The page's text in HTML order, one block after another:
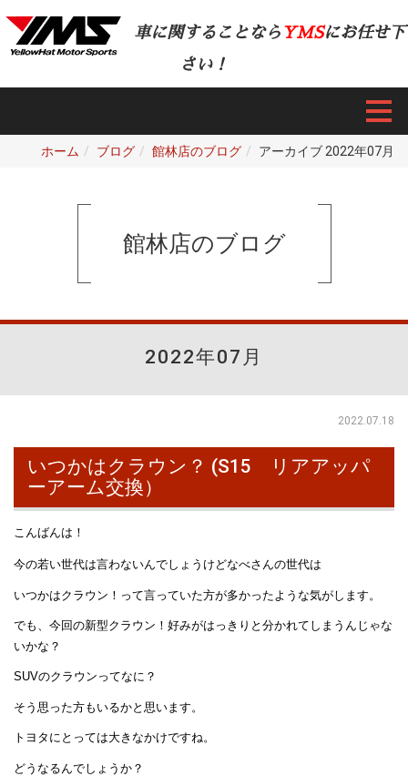
車に関することなら YMSにお任せ下
さい！
ホーム ブログ 館林店のブログ アーカイブ 2022年07月
館林店のブログ
2022年07月
2022.07.18
いつかはクラウン？ (S15 リアアッパ
ーアーム交換）
こんばんは！
今の若い世代は言わないんでしょうけどなべさんの世代は
いつかはクラウン！って言っていた方が多かったような気がします。
でも、今回の新型クラウン！好みがはっきりと分かれてしまうんじゃな
いかな？
SUVのクラウンってなに？
そう思った方もいるかと思います。
トヨタにとっては大きなかけですね。
どうなるんでしょうか？